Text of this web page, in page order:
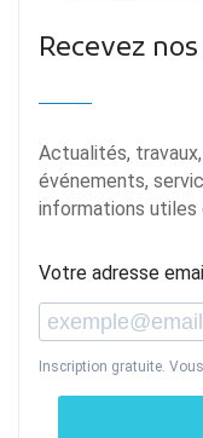
Recevez
Actualités,
événements,
informations utiles
Votre adresse
Inscription gratuite.